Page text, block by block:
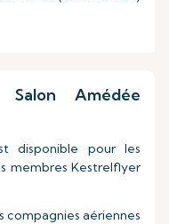
Amédée
disponible pour les
membres Kestrelflyer
compagnies aériennes